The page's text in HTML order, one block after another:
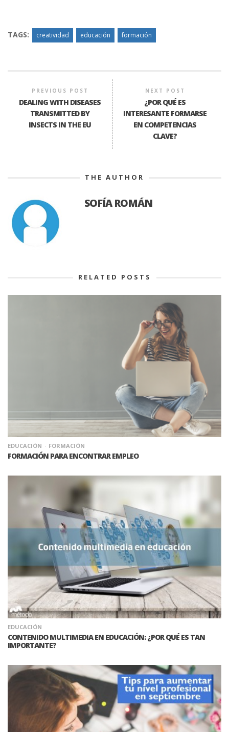
TAGS: creatividad educación formación
PREVIOUS POST
DEALING WITH DISEASES
TRANSMITTED BY
INSECTS IN THE EU
NEXT POST
¿POR QUÉ ES
INTERESANTE FORMARSE
EN COMPETENCIAS
CLAVE?
THE AUTHOR
SOFÍA ROMÁN
RELATED POSTS
EDUCACIÓN FORMACIÓN
FORMACIÓN PARA ENCONTRAR EMPLEO
EDUCACIÓN
CONTENIDO MULTIMEDIA EN EDUCACIÓN: ¿POR QUÉ ES TAN
IMPORTANTE?